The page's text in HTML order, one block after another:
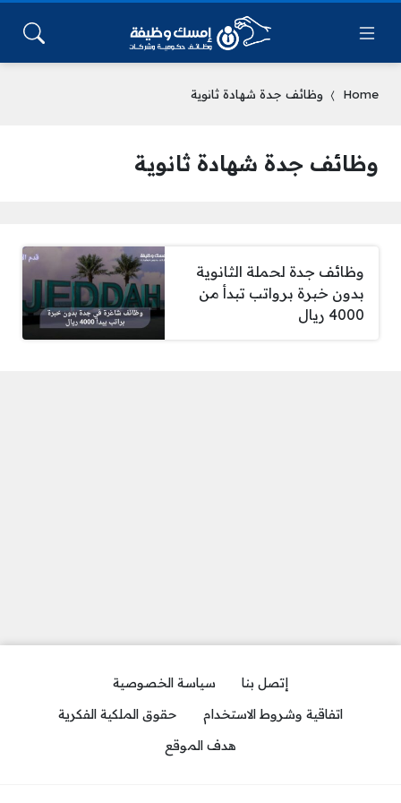
Home وظائف جدة شهادة ثانوية
وظائف جدة شهادة ثانوية
وظائف جدة لحملة الثانوية
بدون خبرة برواتب تبدأ من
4000 ريال
إتصل بنا
سياسة الخصوصية
اتفاقية وشروط الاستخدام
حقوق الملكية الفكرية
هدف الموقع